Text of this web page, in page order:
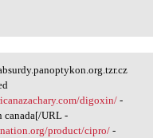
digoxin/-
URL -
product/cipro/-